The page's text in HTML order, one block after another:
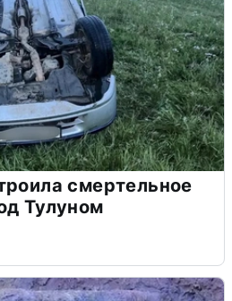
смертельное
Тулуном